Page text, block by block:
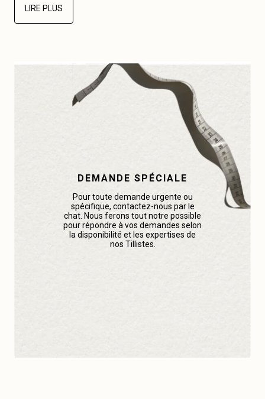
LIRE PLUS
DEMANDE SPÉCIALE
Pour toute demande urgente ou
spécifique, contactez-nous par le
chat. Nous ferons tout notre possible
pour répondre à vos demandes selon
la disponibilité et les expertises de
nos Tillistes.